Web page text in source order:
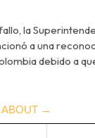
la
a una
debido a